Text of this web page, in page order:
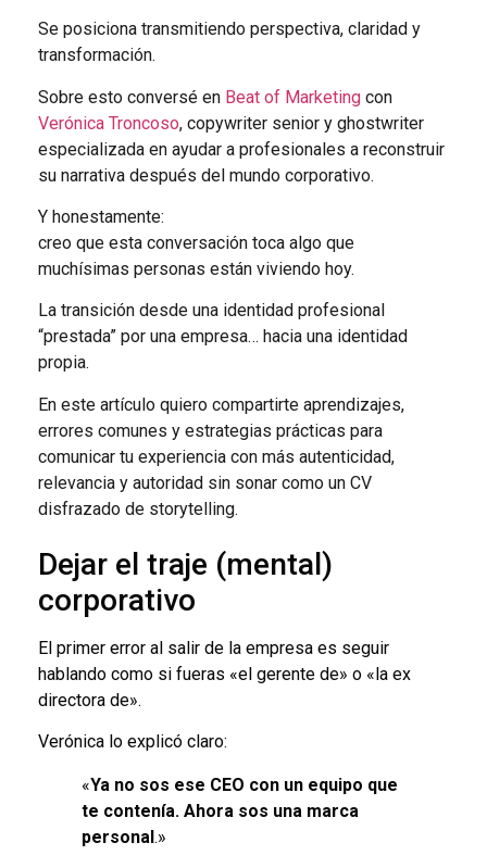
Se posiciona transmitiendo perspectiva, claridad y
transformación.
Sobre esto conversé en Beat of Marketing con
Verónica Troncoso, copywriter senior y ghostwriter
especializada en ayudar a profesionales a reconstruir
su narrativa después del mundo corporativo.
Y honestamente:
creo que esta conversación toca algo que
muchísimas personas están viviendo hoy.
La transición desde una identidad profesional
“prestada” por una empresa… hacia una identidad
propia.
En este artículo quiero compartirte aprendizajes,
errores comunes y estrategias prácticas para
comunicar tu experiencia con más autenticidad,
relevancia y autoridad sin sonar como un CV
disfrazado de storytelling.
Dejar el traje (mental)
corporativo
El primer error al salir de la empresa es seguir
hablando como si fueras «el gerente de» o «la ex
directora de».
Verónica lo explicó claro:
«Ya no sos ese CEO con un equipo que
te contenía. Ahora sos una marca
personal .»